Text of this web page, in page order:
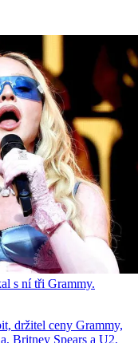
s ní tři Grammy.
držitel ceny Grammy,
Britney Spears a U2,